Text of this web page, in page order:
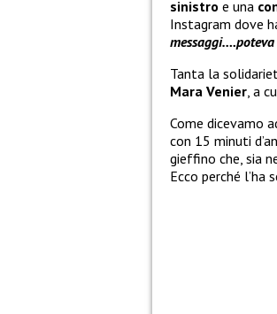
sinistro e una
Instagram dove
Tanta la
Mara Venier, a
Come dicevamo
con 15 minuti
gieffino che, sia
Ecco perché l’ha